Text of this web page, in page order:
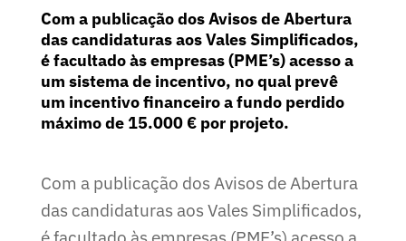
Com a publicação dos Avisos de Abertura
das candidaturas aos Vales Simplificados,
é facultado às empresas (PME’s) acesso a
um sistema de incentivo, no qual prevê
um incentivo financeiro a fundo perdido
máximo de 15.000 € por projeto.
Com a publicação dos Avisos de Abertura
das candidaturas aos Vales Simplificados,